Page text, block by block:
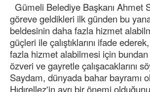
Gümeli Belediye Başkanı Ahmet
göreve geldikleri ilk günden bu
beldesinin daha fazla hizmet
güçleri ile çalıştıklarını ifade
fazla hizmet alabilmesi için bundan
özveri ve gayretle çalışacaklarını
Saydam, dünyada bahar bayramı
Hıdırellez'in ayrı bir önemi